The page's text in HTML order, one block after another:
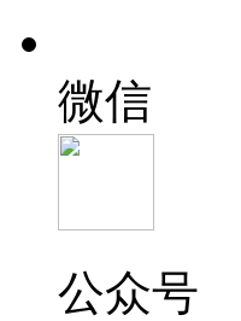
微信
公众号